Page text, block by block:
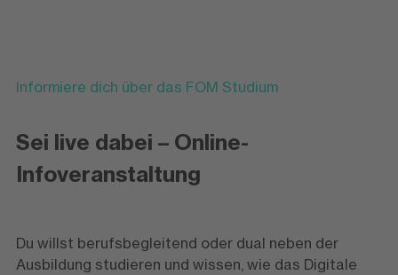
Informiere dich über das FOM Studium
Sei live dabei – Online-
Infoveranstaltung
Du willst berufsbegleitend oder dual neben der
Ausbildung studieren und wissen, wie das Digitale